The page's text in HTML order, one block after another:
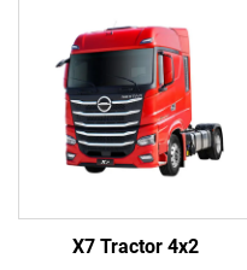
X7 Tractor 4x2